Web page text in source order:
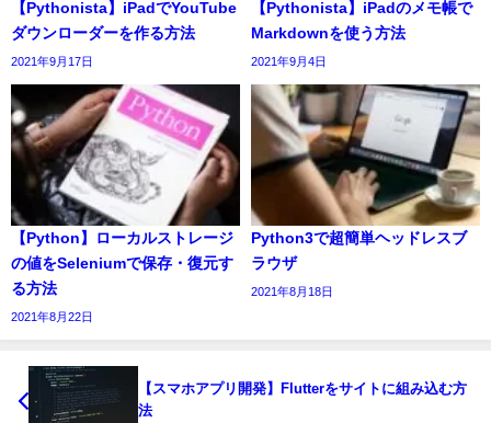
【Pythonista】iPadでYouTube
ダウンローダーを作る方法
2021年9月17日
【Pythonista】iPadのメモ帳で
Markdownを使う方法
2021年9月4日
【Python】ローカルストレージ
の値をSeleniumで保存・復元す
る方法
2021年8月22日
Python3で超簡単ヘッドレスブ
ラウザ
2021年8月18日
【スマホアプリ開発】Flutterをサイトに組み込む方
法